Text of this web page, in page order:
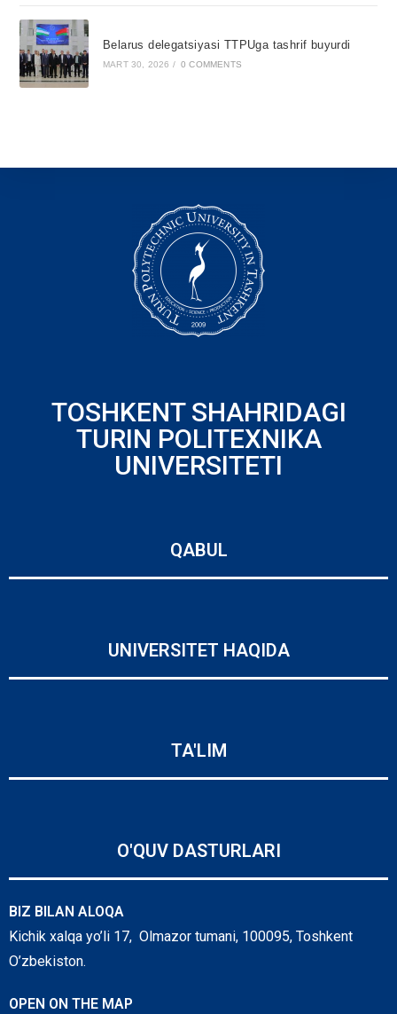
Belarus delegatsiyasi TTPUga tashrif buyurdi
MART 30, 2026 / 0 COMMENTS
TOSHKENT SHAHRIDAGI
TURIN POLITEXNIKA
UNIVERSITETI
QABUL
UNIVERSITET HAQIDA
TA'LIM
O'QUV DASTURLARI
BIZ BILAN ALOQA
Kichik xalqa yo’li 17, Olmazor tumani, 100095, Toshkent
O’zbekiston.
OPEN ON THE MAP